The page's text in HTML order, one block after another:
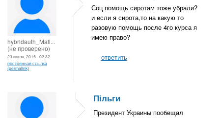
hybridauth_Mail...
(не проверено)
23 июля, 2015 - 02:32
постоянная ссылка
(permalink)
Соц помощь сиротам тоже убрали?
и если я сирота,то на какую то
разовую помощь после 4го курса я
имею право?
ответить
Пільги
Президент Украины пообещал